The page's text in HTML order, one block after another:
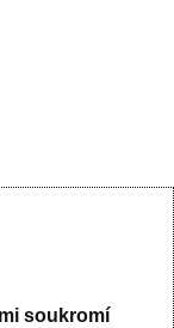
soukromí